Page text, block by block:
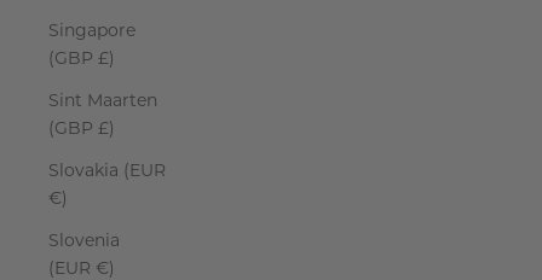
Singapore
(GBP £)
Sint Maarten
(GBP £)
Slovakia (EUR
€)
Slovenia
(EUR €)